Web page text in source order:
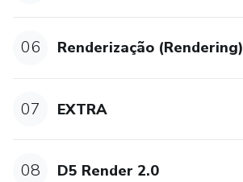
06 Renderização (Rendering)
07 EXTRA
08 D5 Render 2.0